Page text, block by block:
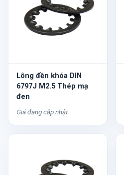
Lông đền khóa DIN
6797J M2.5 Thép mạ
đen
Giá đang cập nhật